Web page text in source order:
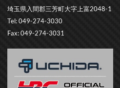
埼玉県入間郡三芳町大字上富2048-1
Tel: 049-274-3030
Fax: 049-274-3031